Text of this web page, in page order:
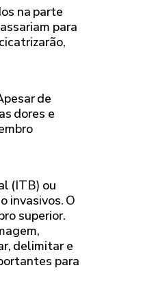
na parte
para
de
dores e
(ITB) ou
invasivos. O
superior.
delimitar e
para